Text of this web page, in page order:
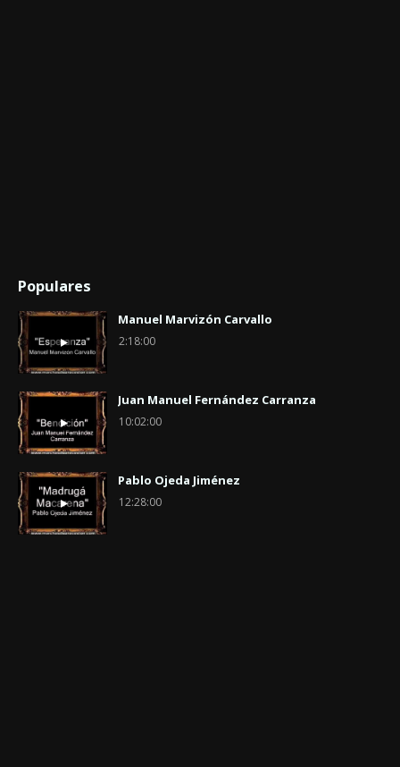
Populares
Manuel Marvizón Carvallo
2:18:00
Juan Manuel Fernández Carranza
10:02:00
Pablo Ojeda Jiménez
12:28:00